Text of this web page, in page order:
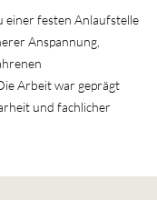
einer festen Anlaufstelle
Anspannung,
Arbeit war geprägt
und fachlicher